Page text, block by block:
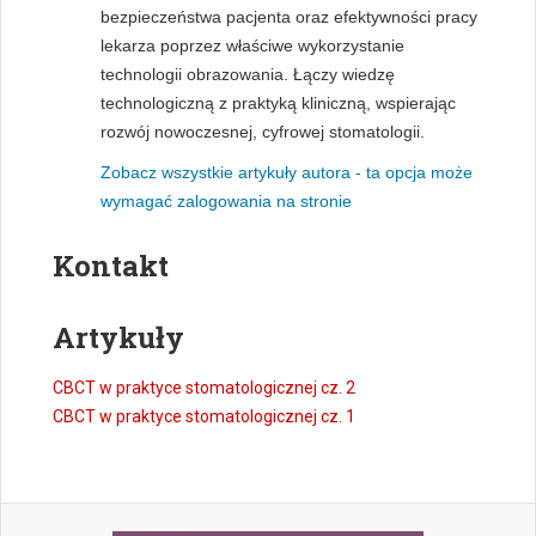
bezpieczeństwa pacjenta oraz efektywności pracy
lekarza poprzez właściwe wykorzystanie
technologii obrazowania. Łączy wiedzę
technologiczną z praktyką kliniczną, wspierając
rozwój nowoczesnej, cyfrowej stomatologii.
Zobacz wszystkie artykuły autora - ta opcja może
wymagać zalogowania na stronie
Kontakt
Artykuły
CBCT w praktyce stomatologicznej cz. 2
CBCT w praktyce stomatologicznej cz. 1